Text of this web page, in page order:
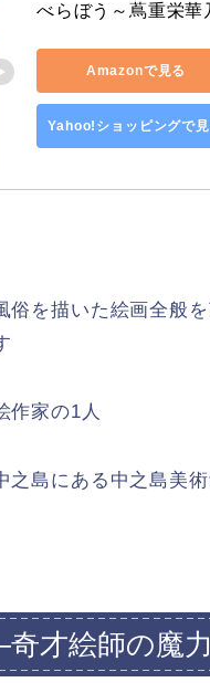
べらぼう～蔦重栄華
Amazonで見る
Yahoo!ショッピングで
俗を描いた絵画全般
作家の1人
之島にある中之島美
才絵師の魔力